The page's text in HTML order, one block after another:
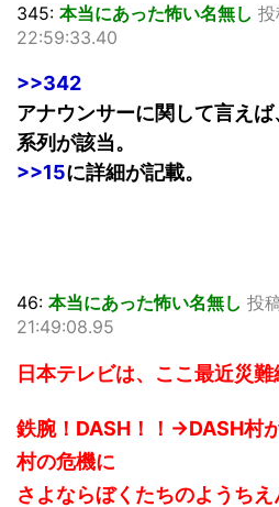
345: 本当にあった怖い名無し
22:59:33.40
>>342
アナウンサーに関して言え
系列が該当。
>>15に詳細が記載。
46: 本当にあった怖い名無し 投
21:49:08.95
日本テレビは、ここ最近災難
鉄腕！DASH！！→DASH村
村の危機に
さよならぼくたちのようち